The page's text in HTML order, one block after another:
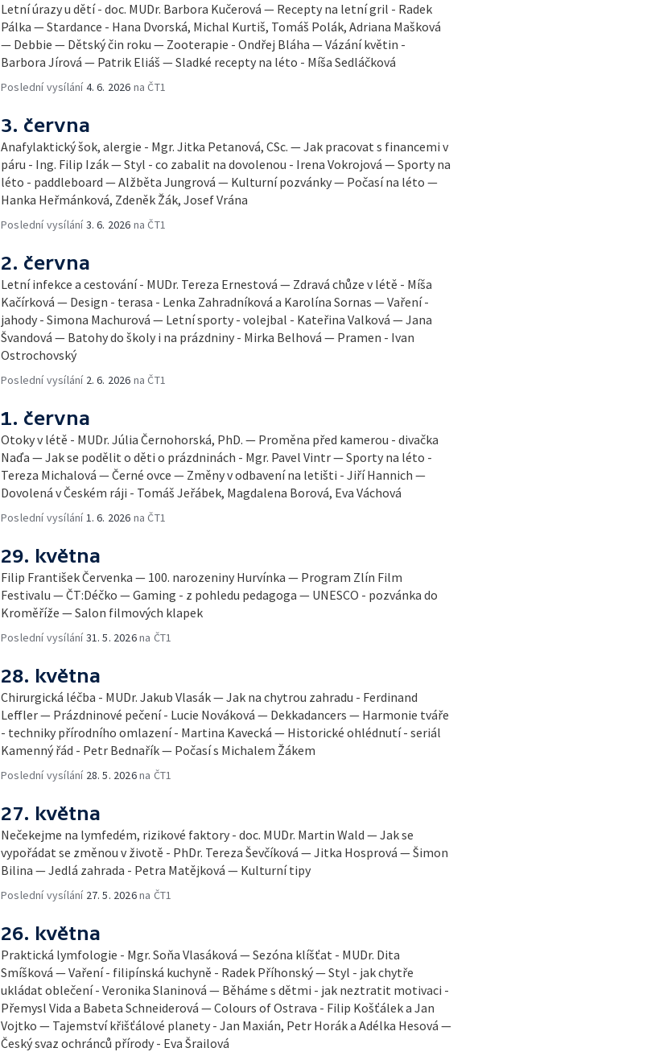
Letní úrazy u dětí - doc. MUDr. Barbora Kučerová — Recepty na letní gril - Radek
Pálka — Stardance - Hana Dvorská, Michal Kurtiš, Tomáš Polák, Adriana Mašková
— Debbie — Dětský čin roku — Zooterapie - Ondřej Bláha — Vázání květin -
Barbora Jírová — Patrik Eliáš — Sladké recepty na léto - Míša Sedláčková
Poslední vysílání4. 6. 2026 na ČT1
3. června
Anafylaktický šok, alergie - Mgr. Jitka Petanová, CSc. — Jak pracovat s financemi v
páru - Ing. Filip Izák — Styl - co zabalit na dovolenou - Irena Vokrojová — Sporty na
léto - paddleboard — Alžběta Jungrová — Kulturní pozvánky — Počasí na léto —
Hanka Heřmánková, Zdeněk Žák, Josef Vrána
Poslední vysílání3. 6. 2026 na ČT1
2. června
Letní infekce a cestování - MUDr. Tereza Ernestová — Zdravá chůze v létě - Míša
Kačírková — Design - terasa - Lenka Zahradníková a Karolína Sornas — Vaření -
jahody - Simona Machurová — Letní sporty - volejbal - Kateřina Valková — Jana
Švandová — Batohy do školy i na prázdniny - Mirka Belhová — Pramen - Ivan
Ostrochovský
Poslední vysílání 2. 6. 2026 na ČT1
1. června
Otoky v létě - MUDr. Júlia Černohorská, PhD. — Proměna před kamerou - divačka
Naďa — Jak se podělit o děti o prázdninách - Mgr. Pavel Vintr — Sporty na léto -
Tereza Michalová — Černé ovce — Změny v odbavení na letišti - Jiří Hannich —
Dovolená v Českém ráji - Tomáš Jeřábek, Magdalena Borová, Eva Váchová
Poslední vysílání1. 6. 2026 na ČT1
29. května
Filip František Červenka — 100. narozeniny Hurvínka — Program Zlín Film
Festivalu — ČT:Déčko — Gaming - z pohledu pedagoga — UNESCO - pozvánka do
Kroměříže — Salon filmových klapek
Poslední vysílání31. 5. 2026na ČT1
28. května
Chirurgická léčba - MUDr. Jakub Vlasák — Jak na chytrou zahradu - Ferdinand
Leffler — Prázdninové pečení - Lucie Nováková — Dekkadancers — Harmonie tváře
- techniky přírodního omlazení - Martina Kavecká — Historické ohlédnutí - seriál
Kamenný řád - Petr Bednařík — Počasí s Michalem Žákem
Poslední vysílání 28. 5. 2026na ČT1
27. května
Nečekejme na lymfedém, rizikové faktory - doc. MUDr. Martin Wald — Jak se
vypořádat se změnou v životě - PhDr. Tereza Ševčíková — Jitka Hosprová — Šimon
Bilina — Jedlá zahrada - Petra Matějková — Kulturní tipy
Poslední vysílání 27. 5. 2026na ČT1
26. května
Praktická lymfologie - Mgr. Soňa Vlasáková — Sezóna klíšťat - MUDr. Dita
Smíšková — Vaření - filipínská kuchyně - Radek Příhonský — Styl - jak chytře
ukládat oblečení - Veronika Slaninová — Běháme s dětmi - jak neztratit motivaci -
Přemysl Vida a Babeta Schneiderová — Colours of Ostrava - Filip Košťálek a Jan
Vojtko — Tajemství křišťálové planety - Jan Maxián, Petr Horák a Adélka Hesová —
Český svaz ochránců přírody - Eva Šrailová